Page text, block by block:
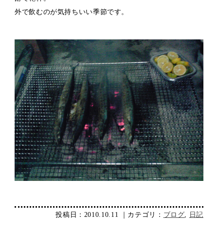
外で飲むのが気持ちいい季節です。
投稿日：2010.10.11 ｜カテゴリ： ブログ 日記